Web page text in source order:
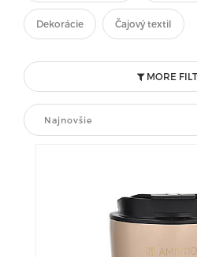
Dekorácie Čajový textil
MORE
Najnovšie